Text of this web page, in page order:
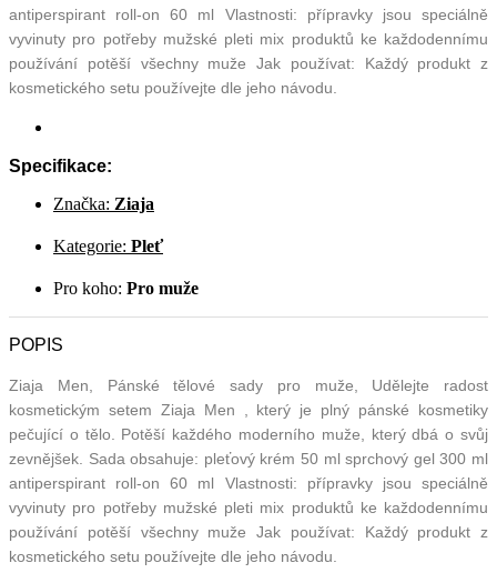
antiperspirant roll-on 60 ml Vlastnosti: přípravky jsou speciálně
vyvinuty pro potřeby mužské pleti mix produktů ke každodennímu
používání potěší všechny muže Jak používat: Každý produkt z
kosmetického setu používejte dle jeho návodu.
Specifikace:
Značka: Ziaja
Kategorie: Pleť
Pro koho: Pro muže
POPIS
Ziaja Men, Pánské tělové sady pro muže, Udělejte radost
kosmetickým setem Ziaja Men , který je plný pánské kosmetiky
pečující o tělo. Potěší každého moderního muže, který dbá o svůj
zevnějšek. Sada obsahuje: pleťový krém 50 ml sprchový gel 300 ml
antiperspirant roll-on 60 ml Vlastnosti: přípravky jsou speciálně
vyvinuty pro potřeby mužské pleti mix produktů ke každodennímu
používání potěší všechny muže Jak používat: Každý produkt z
kosmetického setu používejte dle jeho návodu.